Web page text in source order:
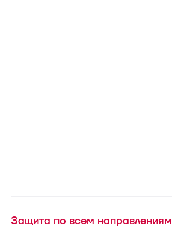
Защита по всем направлениям